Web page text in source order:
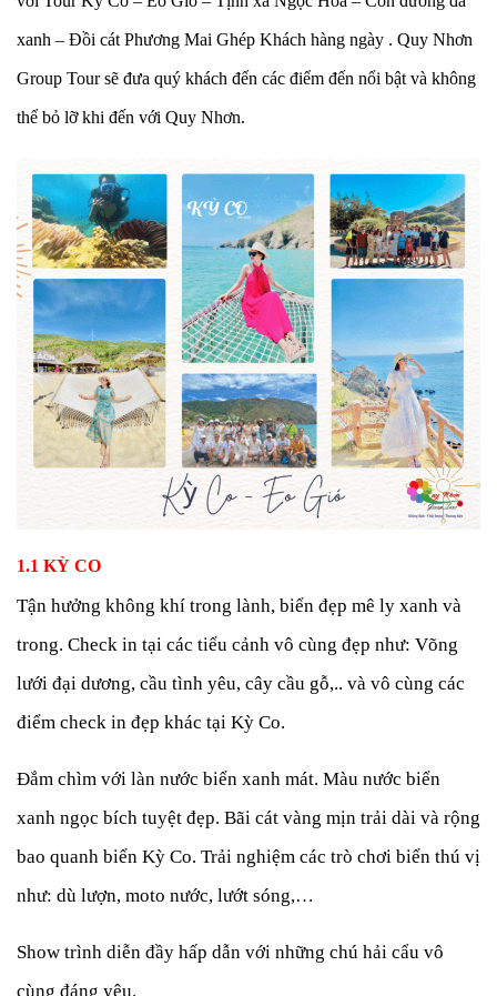
xanh – Đồi cát Phương Mai Ghép Khách hàng ngày . Quy Nhơn
Group Tour sẽ đưa quý khách đến các điểm đến nổi bật và không
thể bỏ lỡ khi đến với Quy Nhơn.
1.1 KỲ CO
Tận hưởng không khí trong lành, biển đẹp mê ly xanh và
trong. Check in tại các tiểu cảnh vô cùng đẹp như: Võng
lưới đại dương, cầu tình yêu, cây cầu gỗ,.. và vô cùng các
điểm check in đẹp khác tại Kỳ Co.
Đắm chìm với làn nước biển xanh mát. Màu nước biển
xanh ngọc bích tuyệt đẹp. Bãi cát vàng mịn trải dài và rộng
bao quanh biển Kỳ Co. Trải nghiệm các trò chơi biển thú vị
như: dù lượn, moto nước, lướt sóng,…
Show trình diễn đầy hấp dẫn với những chú hải cẩu vô
cùng đáng yêu.